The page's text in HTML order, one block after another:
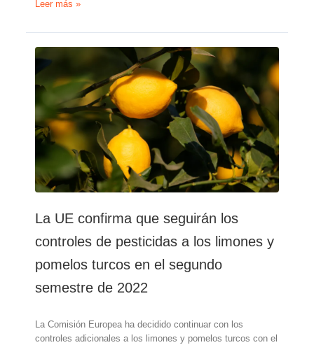
Los
argentinos
ingresan
por
primera
vez
Estados
Unidos
través
Filadelfia
Leer más »
La UE confirma que seguirán los
controles de pesticidas a los limones y
pomelos turcos en el segundo
semestre de 2022
La Comisión Europea ha decidido continuar con los
controles adicionales a los limones y pomelos turcos con el